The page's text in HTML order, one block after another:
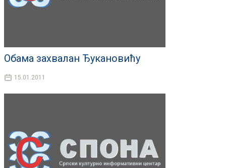
Обама захвалан Ђукановићу
15.01.2011